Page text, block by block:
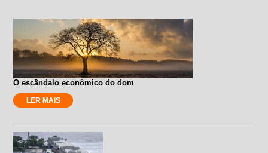
O escândalo econômico do dom
LER MAIS